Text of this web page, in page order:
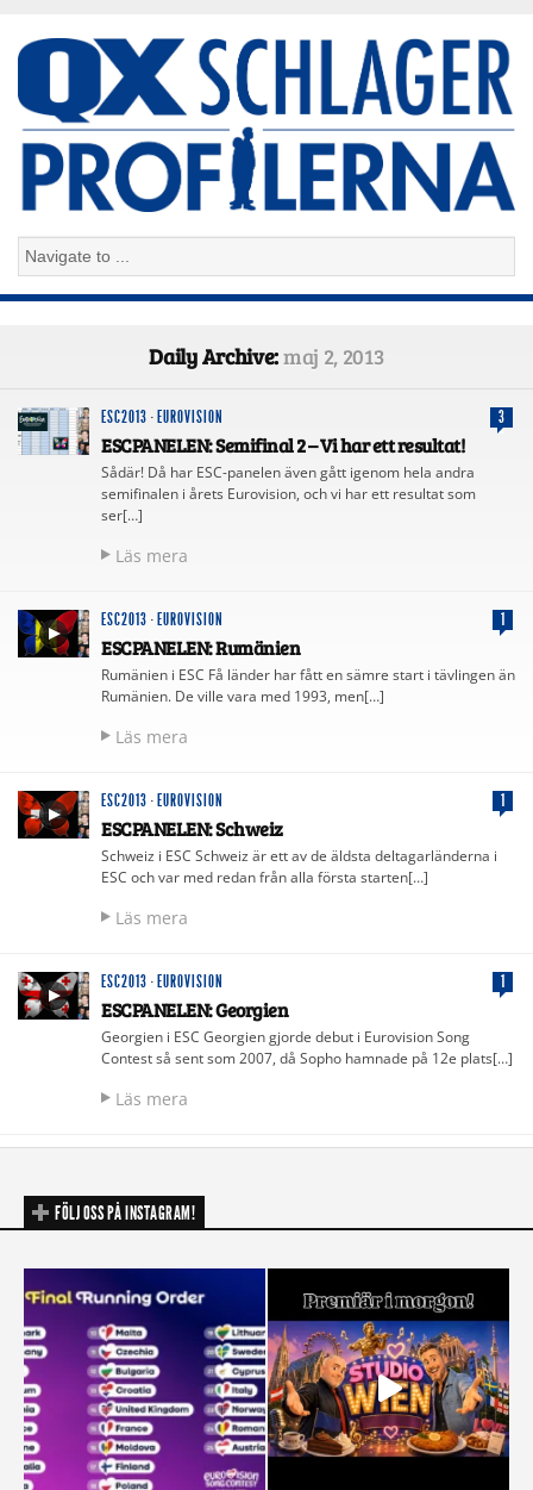
Daily Archive:maj 2, 2013
ESC2013 · EUROVISION 3
ESCPANELEN: Semifinal 2 – Vi har ett resultat!
Sådär! Då har ESC-panelen även gått igenom hela andra
semifinalen i årets Eurovision, och vi har ett resultat som
ser[…]
Läs mera
ESC2013 · EUROVISION 1
ESCPANELEN: Rumänien
Rumänien i ESC Få länder har fått en sämre start i tävlingen än
Rumänien. De ville vara med 1993, men[…]
Läs mera
ESC2013 · EUROVISION 1
ESCPANELEN: Schweiz
Schweiz i ESC Schweiz är ett av de äldsta deltagarländerna i
ESC och var med redan från alla första starten[…]
Läs mera
ESC2013 · EUROVISION 1
ESCPANELEN: Georgien
Georgien i ESC Georgien gjorde debut i Eurovision Song
Contest så sent som 2007, då Sopho hamnade på 12e plats[…]
Läs mera
FÖLJ OSS PÅ INSTAGRAM!